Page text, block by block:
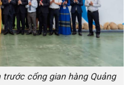
cổng gian hàng Quảng